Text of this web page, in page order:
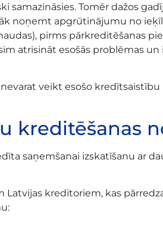
Tomēr dažos
noņemt apgrūtinājumu no
pirms pārkreditēšanas
atrisināt esošās problēmas
veikt esošo
kreditēšanas
saņemšanai izskatīšanu ar
kreditoriem, kas